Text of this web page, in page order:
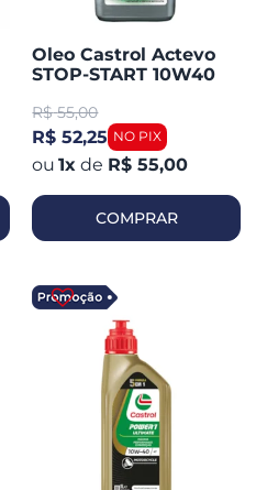
Oleo Castrol Actevo
STOP-START 10W40
Litro
R$ 55,00
R$ 52,25
1x de R$ 55,00
COMPRAR